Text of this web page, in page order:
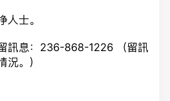
人士。
訊息：236-868-1226 （留訊
況。）